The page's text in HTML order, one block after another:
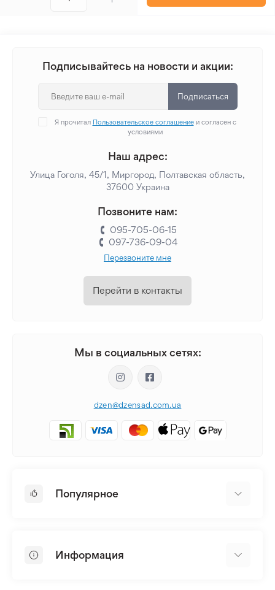
Подписывайтесь на новости и акции:
Подписаться
Я прочитал Пользовательское соглашениеи согласен с
условиями
Наш адрес:
Улица Гоголя, 45/1, Миргород, Полтавская область,
37600 Украина
Позвоните нам:
095-705-06-15
097-736-09-04
Перезвоните мне
Перейти в контакты
Мы в социальных сетях:
dzen@dzensad.com.ua
Популярное
Лилия
Информация